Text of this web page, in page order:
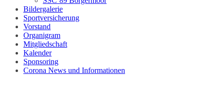
Bildergalerie
Sportversicherung
Vorstand
Organigram
Mitgliedschaft
Kalender
Sponsoring
Corona News und Informationen